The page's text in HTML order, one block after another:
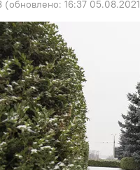
(обновлено: 16:37 05.08.2021